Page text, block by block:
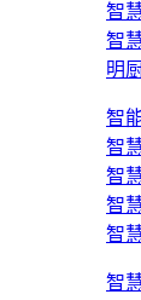
智
智
明
智
智
智
智
智
智